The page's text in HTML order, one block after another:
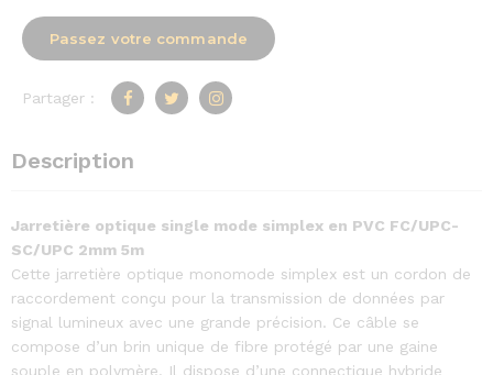
Passez votre commande
Partager :
Description
Jarretière optique single mode simplex en PVC FC/UPC-
SC/UPC 2mm 5m
Cette jarretière optique monomode simplex est un cordon de
raccordement conçu pour la transmission de données par
signal lumineux avec une grande précision. Ce câble se
compose d’un brin unique de fibre protégé par une gaine
souple en polymère. Il dispose d’une connectique hybride